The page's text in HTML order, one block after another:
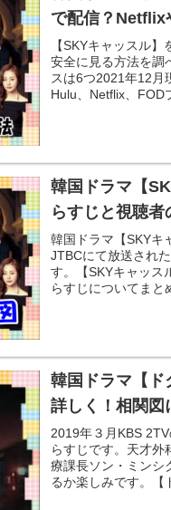
で配信？Netflix
【SKYキャッスル
安全に見る方法を調
スは6つ2021年12月
Hulu、Netflix、FOD
韓国ドラマ【
らすじと視聴者
韓国ドラマ【SKYキ
JTBCにて放送され
す。【SKYキャッス
らすじについてまと
韓国ドラマ【ド
詳しく！相関図
2019年３月KBS
らすじです。天才外
療課長ソン・ミンシ
るか楽しみです。【